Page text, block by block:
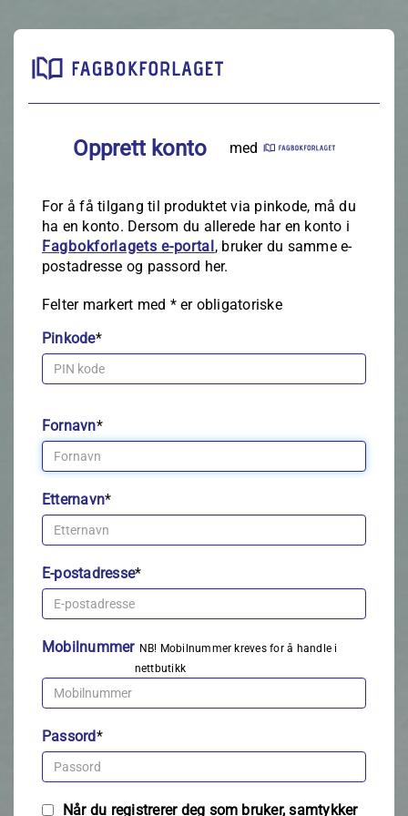
Opprett konto med
For å få tilgang til produktet via pinkode, må du
ha en konto. Dersom du allerede har en konto i
Fagbokforlagets e‑portal, bruker du samme e-
postadresse og passord her.
Felter markert med *er obligatoriske
Pinkode*
Fornavn*
Etternavn*
E-postadresse*
Mobilnummer NB! Mobilnummer kreves for å handle i
nettbutikk
Passord*
Når du registrerer deg som bruker, samtykker